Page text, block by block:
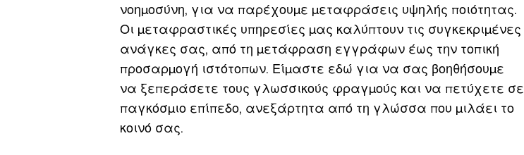
νοημοσύνη, για να παρέχουμε μεταφράσεις υψηλής ποιότητας.
Οι μεταφραστικές υπηρεσίες μας καλύπτουν τις συγκεκριμένες
ανάγκες σας, από τη μετάφραση εγγράφων έως την τοπική
προσαρμογή ιστότοπων. Είμαστε εδώ για να σας βοηθήσουμε
να ξεπεράσετε τους γλωσσικούς φραγμούς και να πετύχετε σε
παγκόσμιο επίπεδο, ανεξάρτητα από τη γλώσσα που μιλάει το
κοινό σας.